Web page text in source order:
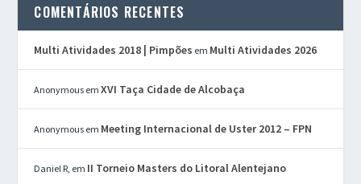
COMENTÁRIOS RECENTES
Multi Atividades 2018 | Pimpões em Multi Atividades 2026
Anonymous emXVI Taça Cidade de Alcobaça
Anonymous em Meeting Internacional de Uster 2012 – FPN
Daniel R, em II Torneio Masters do Litoral Alentejano